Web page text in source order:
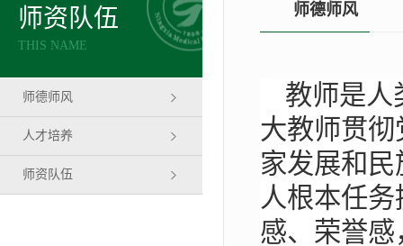
师资队伍
THIS NAME
师德师风
人才培养
师资队伍
师德师风
教师是人
大教师贯
家发展和
人根本任
感、荣誉